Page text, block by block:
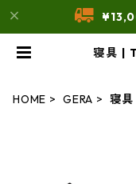
寝具 |
HOME GERA 寝具